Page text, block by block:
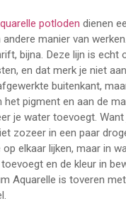
potloden dienen
andere manier van
bijna. Deze lijn is echt
en dat merk je niet
buitenkant,
het pigment en aan de
je water toevoegt.
zozeer in een paar
op elkaar lijken, maar in
en de kleur in
Aquarelle is toveren